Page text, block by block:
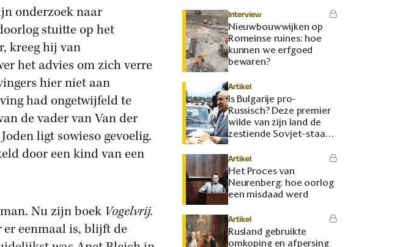
onderzoek naar
stuitte op het
kreeg hij van
het advies om zich verre
hier niet aan
had ongetwijfeld te
de vader van Van der
ligt sowieso gevoelig.
door een kind van een
Nu zijn boek Vogelvrij.
er eenmaal is, blijft de
Interview
Nieuwbouwwijken op
Romeinse ruïnes: hoe
kunnen we erfgoed
bewaren?
Artikel
Is Bulgarije pro-
Russisch? Deze premier
wilde van zijn land de
zestiende Sovjet-staat
maken
Artikel
Het Proces van
Neurenberg: hoe oorlog
een misdaad werd
Artikel
Rusland gebruikte
omkoping en afpersing